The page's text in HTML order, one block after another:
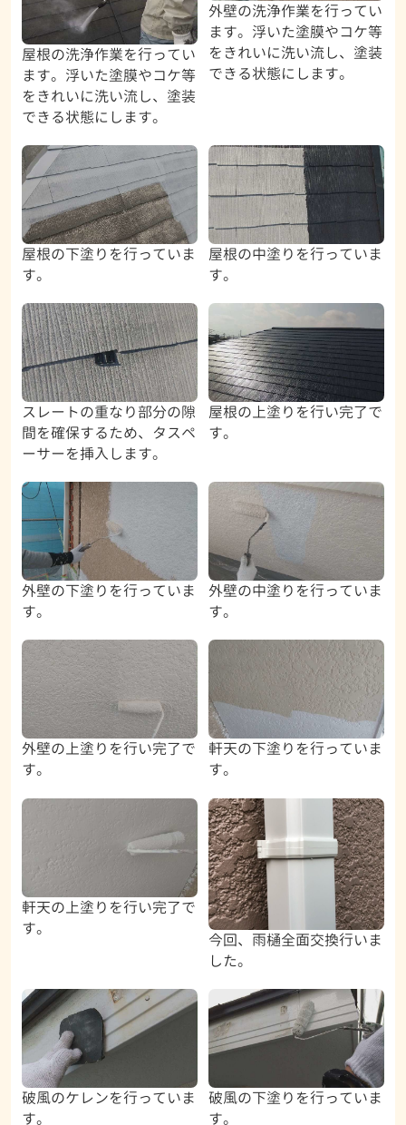
屋根の洗浄作業を行ってい
ます。浮いた塗膜やコケ等
をきれいに洗い流し、塗装
できる状態にします。
外壁の洗浄作業を行ってい
ます。浮いた塗膜やコケ等
をきれいに洗い流し、塗装
できる状態にします。
屋根の下塗りを行っていま
す。
屋根の中塗りを行っていま
す。
スレートの重なり部分の隙
間を確保するため、タスペ
ーサーを挿入します。
屋根の上塗りを行い完了で
す。
外壁の下塗りを行っていま
す。
外壁の中塗りを行っていま
す。
外壁の上塗りを行い完了で
す。
軒天の下塗りを行っていま
す。
軒天の上塗りを行い完了で
す。
今回、雨樋全面交換行いま
した。
破風のケレンを行っていま
す。
破風の下塗りを行っていま
す。